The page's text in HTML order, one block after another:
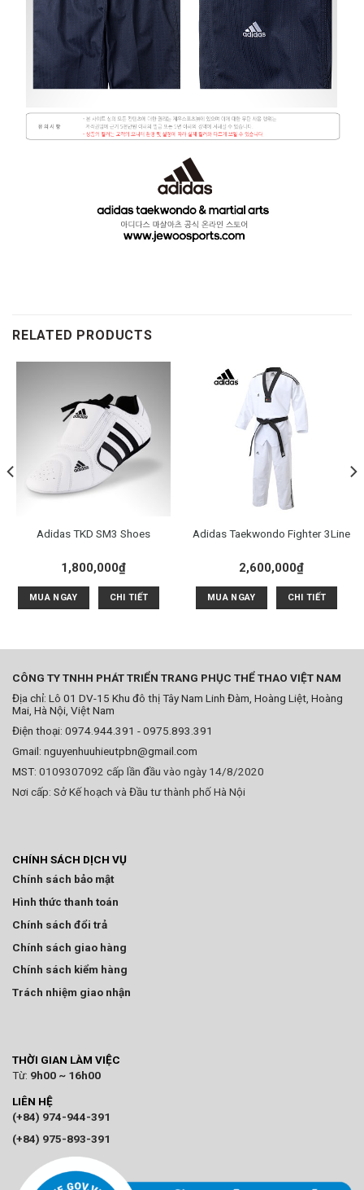
RELATED PRODUCTS
Adidas TKD SM3 Shoes
1,800,000₫
MUA NGAY CHI TIẾT
Adidas Taekwondo Fighter 3Line
2,600,000₫
MUA NGAY CHI TIẾT
CÔNG TY TNHH PHÁT TRIỂN TRANG PHỤC THỂ THAO VIỆT NAM
Địa chỉ: Lô 01 DV-15 Khu đô thị Tây Nam Linh Đàm, Hoàng Liệt, Hoàng
Mai, Hà Nội, Việt Nam
Điện thoại: 0974.944.391 - 0975.893.391
Gmail: nguyenhuuhieutpbn@gmail.com
MST: 0109307092 cấp lần đầu vào ngày 14/8/2020
Nơi cấp: Sở Kế hoạch và Đầu tư thành phố Hà Nội
CHÍNH SÁCH DỊCH VỤ
Chính sách bảo mật
Hình thức thanh toán
Chính sách đổi trả
Chính sách giao hàng
Chính sách kiểm hàng
Trách nhiệm giao nhận
THỜI GIAN LÀM VIỆC
Từ: 9h00 ~ 16h00
LIÊN HỆ
(+84) 974-944-391
(+84) 975-893-391